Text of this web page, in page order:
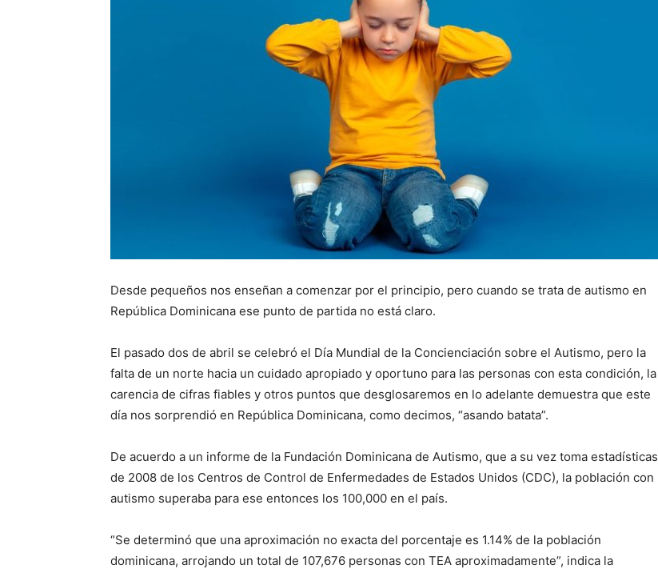
Desde pequeños nos enseñan a comenzar por el principio, pero cuando se trata de autismo en
República Dominicana ese punto de partida no está claro.
El pasado dos de abril se celebró el Día Mundial de la Concienciación sobre el Autismo, pero la
falta de un norte hacia un cuidado apropiado y oportuno para las personas con esta condición, la
carencia de cifras fiables y otros puntos que desglosaremos en lo adelante demuestra que este
día nos sorprendió en República Dominicana, como decimos, “asando batata”.
De acuerdo a un informe de la Fundación Dominicana de Autismo, que a su vez toma estadísticas
de 2008 de los Centros de Control de Enfermedades de Estados Unidos (CDC), la población con
autismo superaba para ese entonces los 100,000 en el país.
“Se determinó que una aproximación no exacta del porcentaje es 1.14% de la población
dominicana, arrojando un total de 107,676 personas con TEA aproximadamente”, indica la